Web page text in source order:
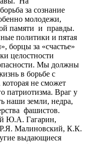
за сознание
молодежи,
памяти и правды.
политики и пятая
борцы за «счастье»
целостности
Мы должны
в борьбе с
не сможет
патриотизма. Враг у
наши земли, недра,
фашистов.
Ю.А. Гагарин,
Малиновский, К.К.
выдающиеся